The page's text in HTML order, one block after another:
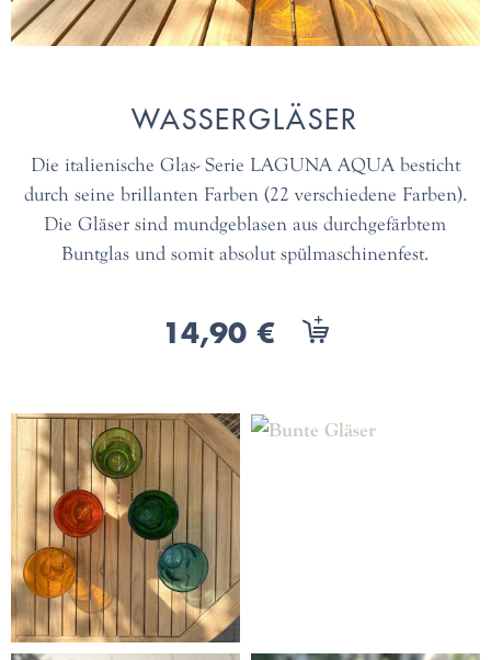
WASSERGLÄSER
Die italienische Glas- Serie LAGUNA AQUA besticht
durch seine brillanten Farben (22 verschiedene Farben).
Die Gläser sind mundgeblasen aus durchgefärbtem
Buntglas und somit absolut spülmaschinenfest.
14,90 €